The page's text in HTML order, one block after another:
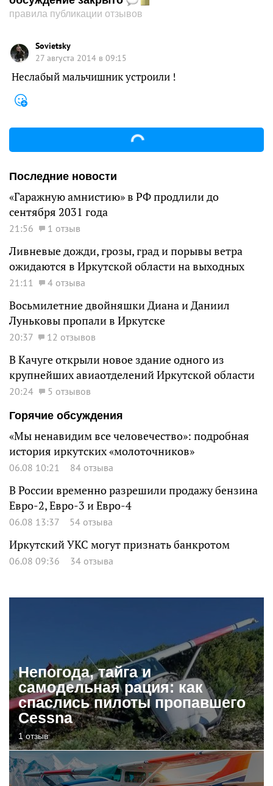
правила публикации отзывов
Sovietsky
27 августа 2014 в 09:15
Неслабый мальчишник устроили !
Последние новости
«Гаражную амнистию» в РФ продлили до
сентября 2031 года
21:56 1 отзыв
Ливневые дожди, грозы, град и порывы ветра
ожидаются в Иркутской области на выходных
21:11 4 отзыва
Восьмилетние двойняшки Диана и Даниил
Луньковы пропали в Иркутске
20:37 12 отзывов
В Качуге открыли новое здание одного из
крупнейших авиаотделений Иркутской области
20:24
5 отзывов
Горячие обсуждения
«Мы ненавидим все человечество»: подробная
история иркутских «молоточников»
06.08 10:21 84 отзыва
В России временно разрешили продажу бензина
Евро-2, Евро-3 и Евро-4
06.08 13:37 54 отзыва
Иркутский УКС могут признать банкротом
06.08 09:36 34 отзыва
Непогода, тайга и
самодельная рация: как
спаслись пилоты пропавшего
Cessna
1 отзыв